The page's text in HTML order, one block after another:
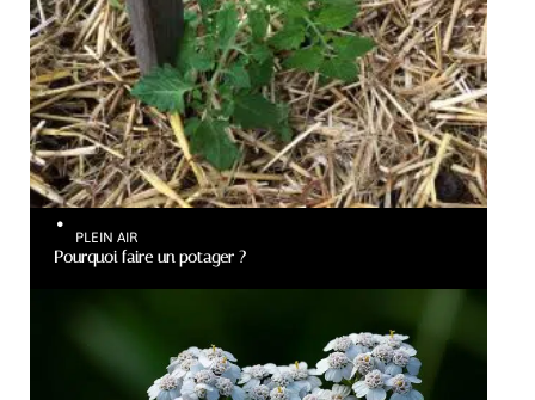
PLEIN AIR
Pourquoi faire un potager ?